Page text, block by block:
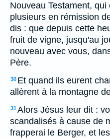
Nouveau Testament,
plusieurs en rémission
dis : que depuis cette
fruit de vigne, jusqu'au
nouveau avec vous,
Père.
30 Et quand ils eurent
allèrent à la montagne
31Alors Jésus leur dit :
scandalisés à cause de
frapperai le Berger, et